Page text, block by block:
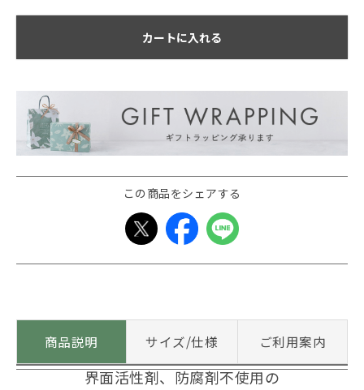
カートに入れる
この商品をシェアする
商品説明 サイズ/仕様 ご利用案内
界面活性剤、防腐剤不使用の